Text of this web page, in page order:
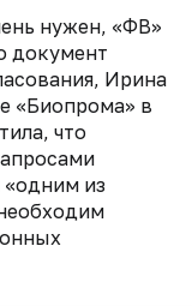
нужен, «ФВ»
документ
Ирина
«Биопрома» в
что
«одним из